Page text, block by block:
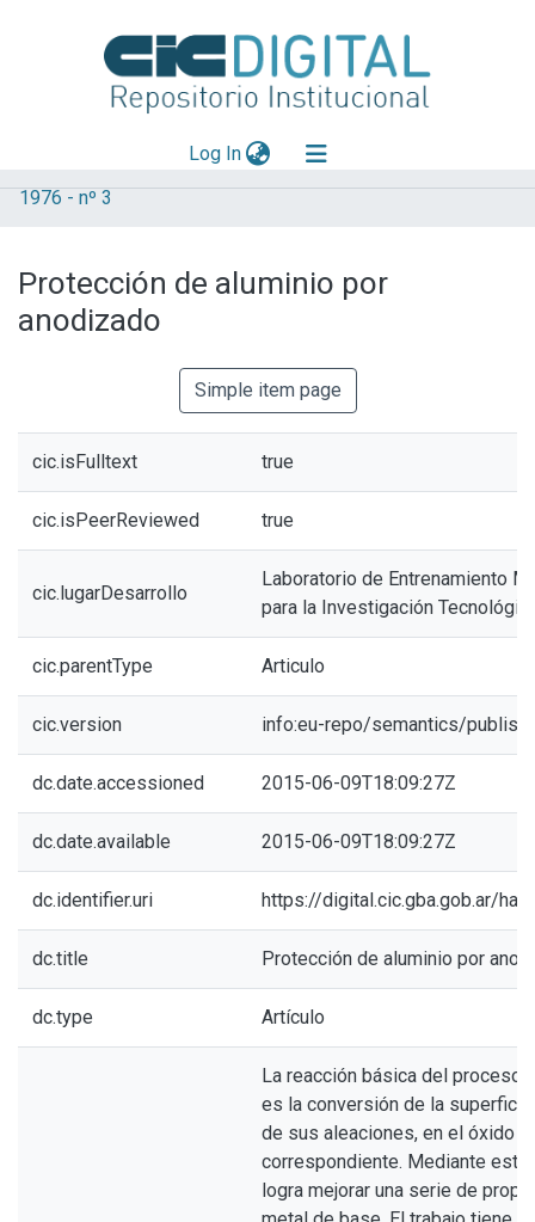
Log In(current)
Explorar
Aportar material
1976 - nº 3
Protección de aluminio por
anodizado
Simple item page
cic.isFulltext true
cic.isPeerReviewed true
cic.lugarDesarrollo
Laboratorio de Entrenamiento
para la Investigación
cic.parentType Articulo
cic.version info:eu-repo/semantics/
dc.date.accessioned 2015-06-09T18:09:27Z
dc.date.available 2015-06-09T18:09:27Z
dc.identifier.uri https://digital.cic.gba.gob.ar/
dc.title Protección de aluminio por
dc.type Artículo
La reacción básica del proceso
es la conversión de la
de sus aleaciones, en el óxido
correspondiente. Mediante
logra mejorar una serie de